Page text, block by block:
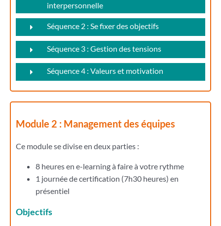
interpersonnelle
Séquence 2 : Se fixer des objectifs
Séquence 3 : Gestion des tensions
Séquence 4 : Valeurs et motivation
Module 2 : Management des équipes
Ce module se divise en deux parties :
8 heures en e-learning à faire à votre rythme
1 journée de certification (7h30 heures) en
présentiel
Objectifs